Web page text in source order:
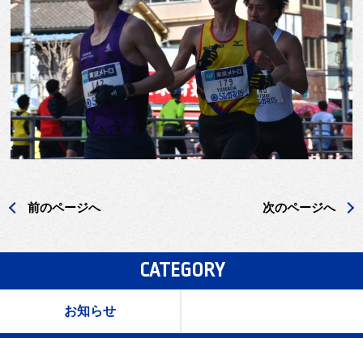
前のページへ 次のページへ
CATEGORY
お知らせ